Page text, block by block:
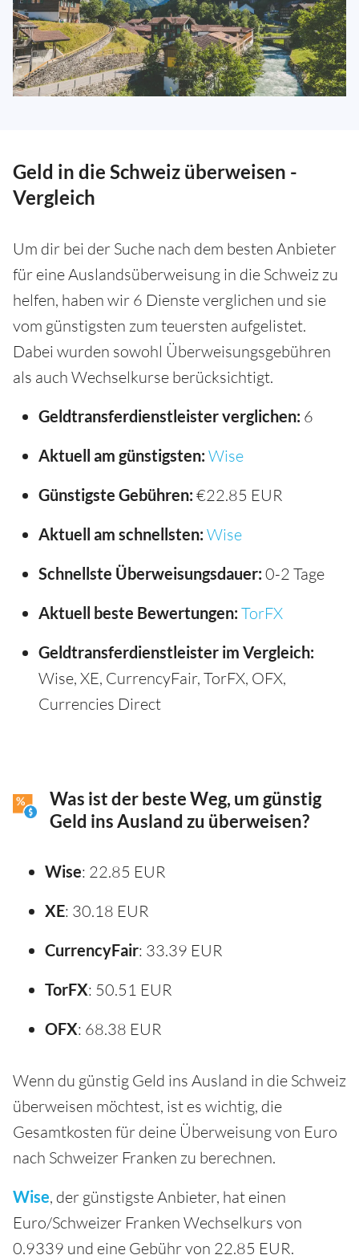
Geld in die Schweiz überweisen -
Vergleich
Um dir bei der Suche nach dem besten Anbieter
für eine Auslandsüberweisung in die Schweiz zu
helfen, haben wir 6 Dienste verglichen und sie
vom günstigsten zum teuersten aufgelistet.
Dabei wurden sowohl Überweisungsgebühren
als auch Wechselkurse berücksichtigt.
Geldtransferdienstleister verglichen: 6
Aktuell am günstigsten: Wise
Günstigste Gebühren: €22.85 EUR
Aktuell am schnellsten: Wise
Schnellste Überweisungsdauer: 0-2 Tage
Aktuell beste Bewertungen: TorFX
Geldtransferdienstleister im Vergleich:
Wise, XE, CurrencyFair, TorFX, OFX,
Currencies Direct
Was ist der beste Weg, um günstig
Geld ins Ausland zu überweisen?
Wise: 22.85 EUR
XE: 30.18 EUR
CurrencyFair: 33.39 EUR
TorFX: 50.51 EUR
OFX: 68.38 EUR
Wenn du günstig Geld ins Ausland in die Schweiz
überweisen möchtest, ist es wichtig, die
Gesamtkosten für deine Überweisung von Euro
nach Schweizer Franken zu berechnen.
Wise, der günstigste Anbieter, hat einen
Euro/Schweizer Franken Wechselkurs von
0.9339 und eine Gebühr von 22.85 EUR.